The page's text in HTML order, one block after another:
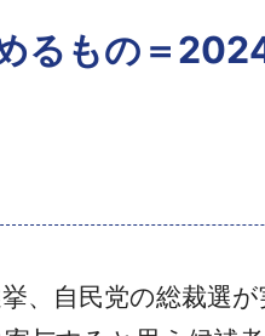
るもの＝
自民党の総裁選